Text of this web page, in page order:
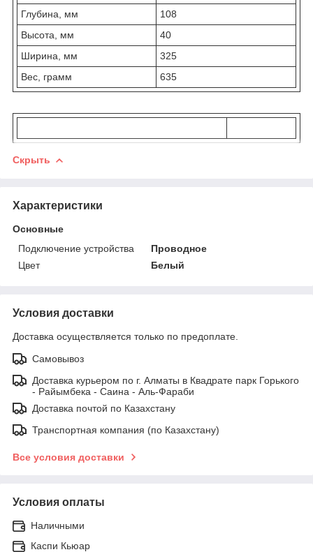
Глубина, мм
108
Высота, мм
40
Ширина, мм
325
Вес, грамм
635
Скрыть
Характеристики
Основные
Подключение устройства
Проводное
Цвет
Белый
Условия доставки
Доставка осуществляется только по предоплате.
Самовывоз
Доставка курьером по г. Алматы в Квадрате парк Горького
- Райымбека - Саина - Аль-Фараби
Доставка почтой по Казахстану
Транспортная компания (по Казахстану)
Все условия доставки
Условия оплаты
Наличными
Каспи Кьюар